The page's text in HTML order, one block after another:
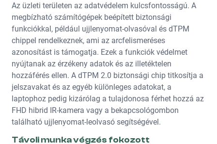
Az üzleti területen az adatvédelem kulcsfontosságú. A
megbízható számítógépek beépített biztonsági
funkciókkal, például ujjlenyomat-olvasóval és dTPM
chippel rendelkeznek, ami az arcfelismeréses
azonosítást is támogatja. Ezek a funkciók védelmet
nyújtanak az érzékeny adatok és az illetéktelen
hozzáférés ellen. A dTPM 2.0 biztonsági chip titkosítja a
jelszavakat és az egyéb különleges adatokat, a
laptophoz pedig kizárólag a tulajdonosa férhet hozzá az
FHD hibrid IR-kamera vagy a bekapcsológombon
található ujjlenyomat-leolvasó segítségével.
Távoli munka végzés fokozott